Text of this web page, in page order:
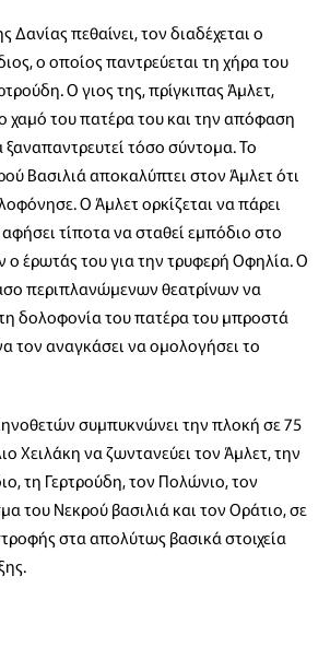
Δανίας πεθαίνει, τον διαδέχεται ο
ο οποίος παντρεύεται τη χήρα του
Ο γιος της, πρίγκιπας Άμλετ,
χαμό του πατέρα του και την απόφαση
ξαναπαντρευτεί τόσο σύντομα. Το
Βασιλιά αποκαλύπτει στον Άμλετ ότι
Ο Άμλετ ορκίζεται να πάρει
τίποτα να σταθεί εμπόδιο στο
ο έρωτάς του για την τρυφερή Οφηλία. Ο
περιπλανώμενων θεατρίνων να
δολοφονία του πατέρα του μπροστά
τον αναγκάσει να ομολογήσει το
συμπυκνώνει την πλοκή σε 75
Χειλάκη να ζωντανεύει τον Άμλετ, την
τη Γερτρούδη, τον Πολώνιο, τον
του Νεκρού βασιλιά και τον Οράτιο, σε
στα απολύτως βασικά στοιχεία